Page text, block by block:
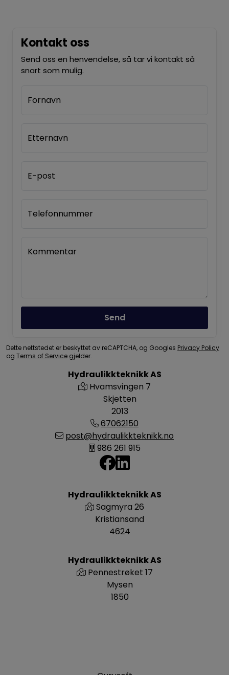
Hydraulikkteknikk AS
Hvamsvingen 7
Skjetten
2013
67062150
post@hydraulikkteknikk.no
986 261 915
Hydraulikkteknikk AS
Pennestrøket 17
Mysen
1850
Hydraulikkteknikk AS
Sagmyra 26
Kristiansand
4624
Kontakt oss
Send oss en henvendelse, så tar vi kontakt så
snart som mulig.
Fornavn
Etternavn
E-post
Telefonnummer
Kommentar
Send
Dette nettstedet er beskyttet av reCAPTCHA, og Googles Privacy Policy
og Terms of Service gjelder.